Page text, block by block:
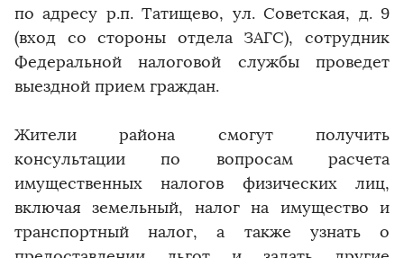
по адресу р.п. Татищево, ул. Советская, д. 9
(вход со стороны отдела ЗАГС), сотрудник
Федеральной налоговой службы проведет
выездной прием граждан.
Жители района смогут получить
консультации по вопросам расчета
имущественных налогов физических лиц,
включая земельный, налог на имущество и
транспортный налог, а также узнать о